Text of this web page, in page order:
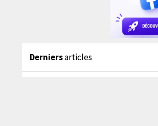
Derniersarticles